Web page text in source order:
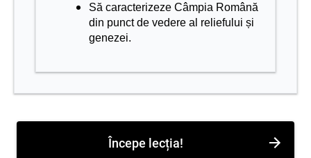
Să caracterizeze Câmpia Română
din punct de vedere al reliefului și
genezei.
Începe lecția!